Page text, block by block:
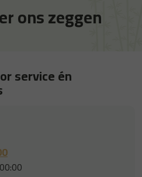
ons zeggen
service én